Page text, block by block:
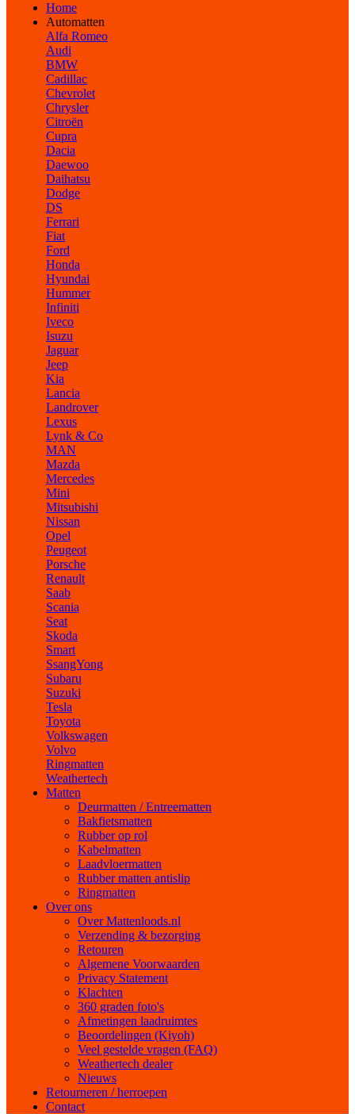
Home
Automatten
Alfa Romeo
Audi
BMW
Cadillac
Chevrolet
Chrysler
Citroën
Cupra
Dacia
Daewoo
Daihatsu
Dodge
DS
Ferrari
Fiat
Ford
Honda
Hyundai
Hummer
Infiniti
Iveco
Isuzu
Jaguar
Jeep
Kia
Lancia
Landrover
Lexus
Lynk & Co
MAN
Mazda
Mercedes
Mini
Mitsubishi
Nissan
Opel
Peugeot
Porsche
Renault
Saab
Scania
Seat
Skoda
Smart
SsangYong
Subaru
Suzuki
Tesla
Toyota
Volkswagen
Volvo
Ringmatten
Weathertech
Matten
Deurmatten / Entreematten
Bakfietsmatten
Rubber op rol
Kabelmatten
Laadvloermatten
Rubber matten antislip
Ringmatten
Over ons
Over Mattenloods.nl
Verzending & bezorging
Retouren
Algemene Voorwaarden
Privacy Statement
Klachten
360 graden foto's
Afmetingen laadruimtes
Beoordelingen (Kiyoh)
Veel gestelde vragen (FAQ)
Weathertech dealer
Nieuws
Retourneren / herroepen
Contact